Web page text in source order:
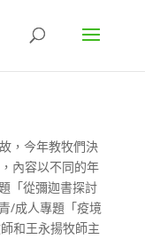
，今年教牧們決
內容以不同的年
「從彌迦書探討
/成人專題「疫境
和王永揚牧師主